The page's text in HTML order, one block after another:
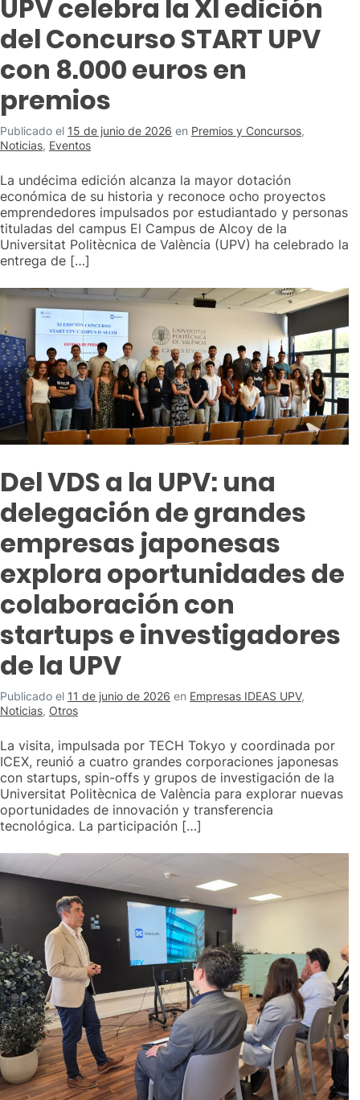
UPV celebra la XI edición
del Concurso START UPV
con 8.000 euros en
premios
Publicado el 15 de junio de 2026 en Premios y Concursos,
Noticias, Eventos
La undécima edición alcanza la mayor dotación
económica de su historia y reconoce ocho proyectos
emprendedores impulsados por estudiantado y personas
tituladas del campus El Campus de Alcoy de la
Universitat Politècnica de València (UPV) ha celebrado la
entrega de […]
Del VDS a la UPV: una
delegación de grandes
empresas japonesas
explora oportunidades de
colaboración con
startups e investigadores
de la UPV
Publicado el 11 de junio de 2026 en Empresas IDEAS UPV,
Noticias, Otros
La visita, impulsada por TECH Tokyo y coordinada por
ICEX, reunió a cuatro grandes corporaciones japonesas
con startups, spin-offs y grupos de investigación de la
Universitat Politècnica de València para explorar nuevas
oportunidades de innovación y transferencia
tecnológica. La participación […]